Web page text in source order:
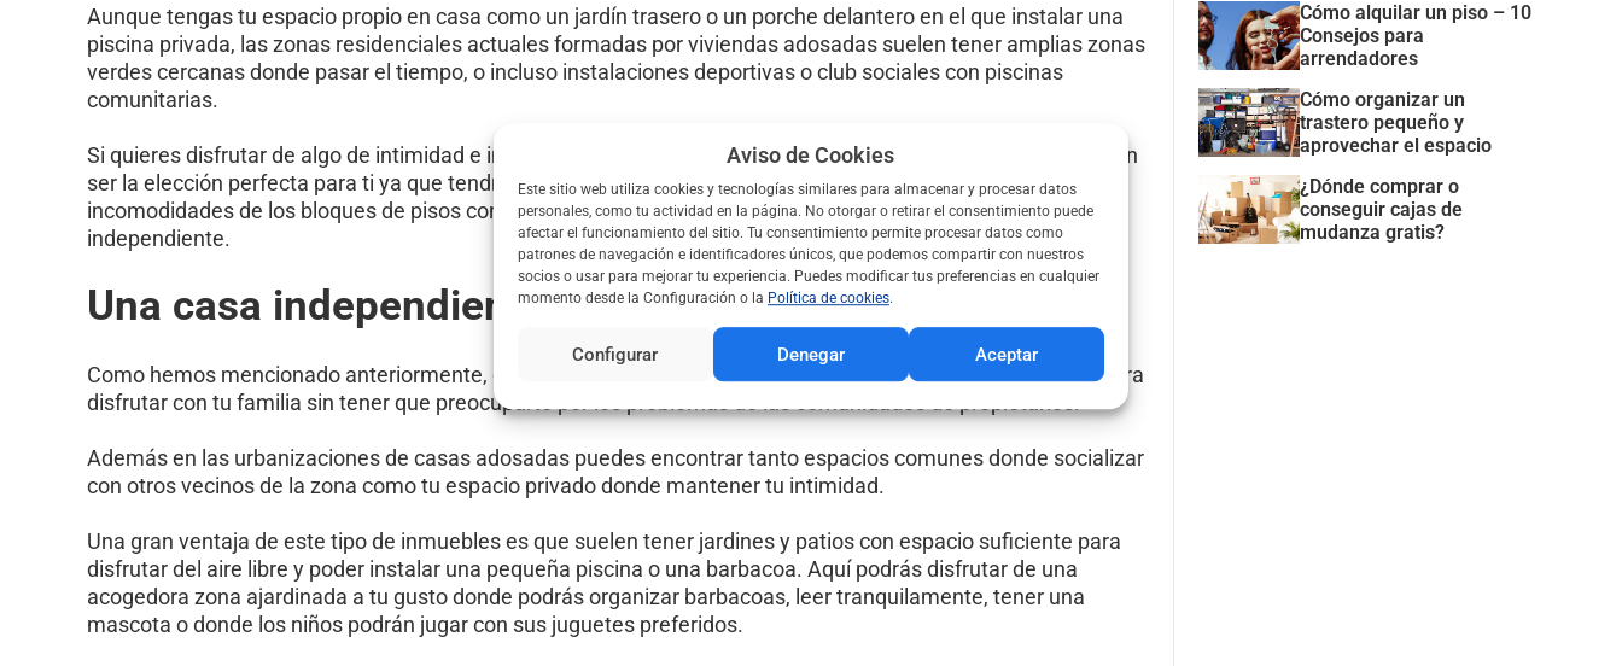
Aviso de Cookies
Este sitio web utiliza cookies y tecnologías similares para almacenar y procesar datos
personales, como tu actividad en la página. No otorgar o retirar el consentimiento puede
afectar el funcionamiento del sitio. Tu consentimiento permite procesar datos como
patrones de navegación e identificadores únicos, que podemos compartir con nuestros
socios o usar para mejorar tu experiencia. Puedes modificar tus preferencias en cualquier
momento desde la Configuración o la Política de cookies.
Aceptar
Denegar
Configurar
Aunque tengas tu espacio propio en casa como un jardín trasero o un porche delantero en el que instalar una
piscina privada, las zonas residenciales actuales formadas por viviendas adosadas suelen tener amplias zonas
verdes cercanas donde pasar el tiempo, o incluso instalaciones deportivas o club sociales con piscinas
comunitarias.
Si quieres disfrutar de algo de intimidad e independencia sin gastar mucho dinero, las casas adosadas pueden
ser la elección perfecta para ti ya que tendrás las ventajas de vivir en una casa independiente evitando las
incomodidades de los bloques de pisos con menos presupuesto del que se necesita para comprar un chalet
independiente.
Una casa independiente a buen precio
Como hemos mencionado anteriormente, este tipo de casas ofrecen la ventaja de tener tu propio espacio para
disfrutar con tu familia sin tener que preocuparte por los problemas de las comunidades de propietarios.
Además en las urbanizaciones de casas adosadas puedes encontrar tanto espacios comunes donde socializar
con otros vecinos de la zona como tu espacio privado donde mantener tu intimidad.
Una gran ventaja de este tipo de inmuebles es que suelen tener jardines y patios con espacio suficiente para
disfrutar del aire libre y poder instalar una pequeña piscina o una barbacoa. Aquí podrás disfrutar de una
acogedora zona ajardinada a tu gusto donde podrás organizar barbacoas, leer tranquilamente, tener una
mascota o donde los niños podrán jugar con sus juguetes preferidos.
Cómo alquilar un piso – 10
Consejos para
arrendadores
Cómo organizar un
trastero pequeño y
aprovechar el espacio
¿Dónde comprar o
conseguir cajas de
mudanza gratis?